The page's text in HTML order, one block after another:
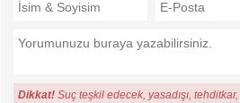
Dikkat! Suç teşkil edecek, yasadışı,